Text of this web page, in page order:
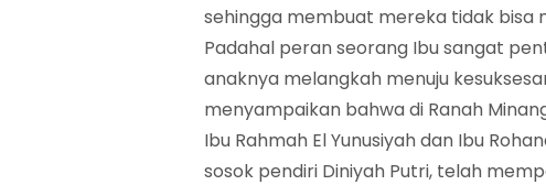
sehingga membuat mereka tidak bisa
Padahal peran seorang Ibu sangat
anaknya melangkah menuju
menyampaikan bahwa di Ranah
Ibu Rahmah El Yunusiyah dan Ibu
sosok pendiri Diniyah Putri, telah